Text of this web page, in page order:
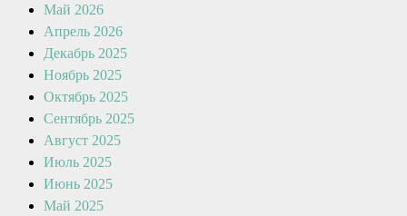
Май 2026
Апрель 2026
Декабрь 2025
Ноябрь 2025
Октябрь 2025
Сентябрь 2025
Август 2025
Июль 2025
Июнь 2025
Май 2025